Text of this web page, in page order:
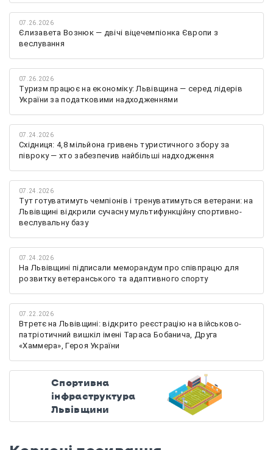
07.26.2026
Єлизавета Вознюк — двічі віцечемпіонка Європи з
веслування
07.26.2026
Туризм працює на економіку: Львівщина — серед лідерів
України за податковими надходженнями
07.24.2026
Східниця: 4,8 мільйона гривень туристичного збору за
півроку — хто забезпечив найбільші надходження
07.24.2026
Тут готуватимуть чемпіонів і тренуватимуться ветерани: на
Львівщині відкрили сучасну мультифункційну спортивно-
веслувальну базу
07.24.2026
На Львівщині підписали меморандум про співпрацю для
розвитку ветеранського та адаптивного спорту
07.22.2026
Втретє на Львівщині: відкрито реєстрацію на військово-
патріотичний вишкіл імені Тараса Бобанича, Друга
«Хаммера», Героя України
Спортивна
інфраструктура
Львівщини